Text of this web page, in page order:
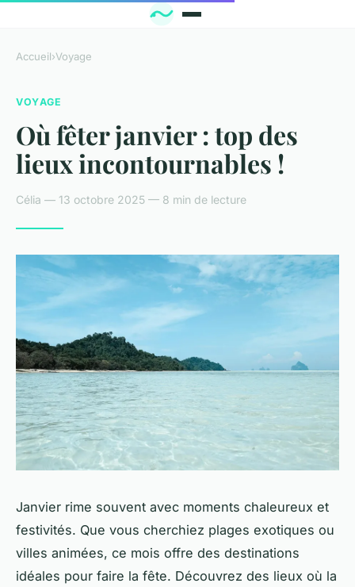
Accueil›Voyage
VOYAGE
Où fêter janvier : top des
lieux incontournables !
Célia — 13 octobre 2025 — 8 min de lecture
Janvier rime souvent avec moments chaleureux et
festivités. Que vous cherchiez plages exotiques ou
villes animées, ce mois offre des destinations
idéales pour faire la fête. Découvrez des lieux où la